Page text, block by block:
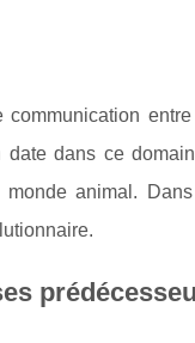
date dans ce
animal.